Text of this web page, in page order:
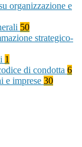
organizzazione e
50
strategico-
1
di condotta 6
e imprese 30